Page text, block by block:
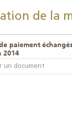
de la
paiement
2014